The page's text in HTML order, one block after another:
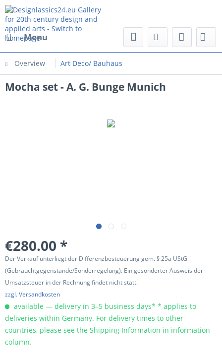
Menu
Overview Art Deco/ Bauhaus
Mocha set - A. G. Bunge Munich
€280.00 *
Der Verkauf unterliegt der Differenzbesteuerung gem. § 25a UStG
(Gebrauchtgegenstände/Sonderregelung). Ein gesonderter Ausweis der
Umsatzsteuer in der Rechnung findet nicht statt.
zzgl. Versandkosten
available — delivery in 3–5 business days* * applies to
deliveries within Germany. For delivery times to other
countries, please see the Shipping Information in information
column.